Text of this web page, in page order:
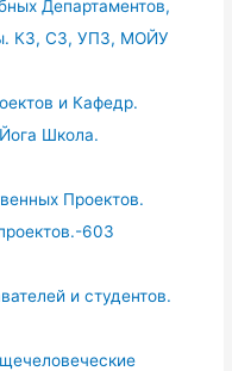
Департаментов,
КЗ, СЗ, УПЗ, МОЙУ
и Кафедр.
Школа.
Проектов.
603
и студентов.